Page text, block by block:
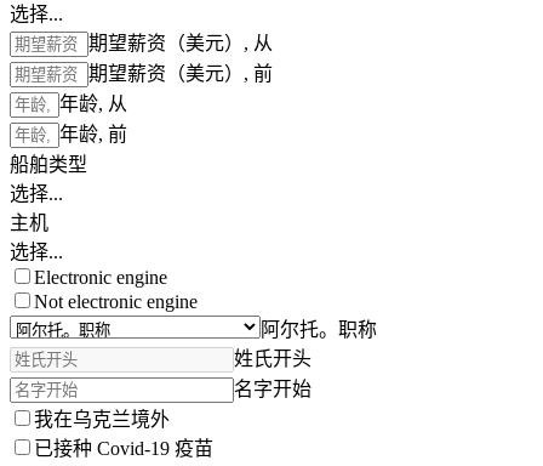
选择...
期望薪资（美元）, 从
期望薪资（美元）, 前
年龄, 从
年龄, 前
船舶类型
选择...
主机
选择...
Electronic engine
Not electronic engine
阿尔托。职称
姓氏开头
名字开始
我在乌克兰境外
已接种 Covid-19 疫苗